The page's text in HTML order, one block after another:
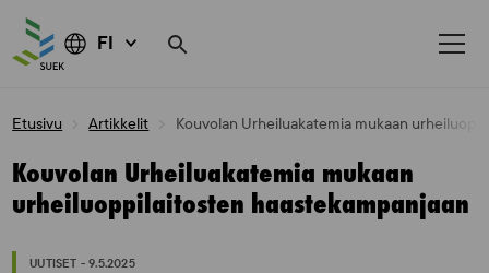
FI
Etusivu Artikkelit Kouvolan Urheiluakatemia mukaan
Kouvolan Urheiluakatemia mukaan
urheiluoppilaitosten haastekampanjaan
UUTISET - 9.5.2025